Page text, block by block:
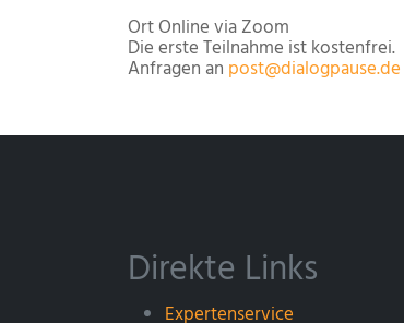
OrtOnline via Zoom
Die erste Teilnahme ist kostenfrei.
Anfragen an post@dialogpause.de
Direkte Links
Expertenservice